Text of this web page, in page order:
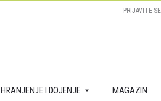
PRIJAVITE SE
HRANJENJE I DOJENJE MAGAZIN